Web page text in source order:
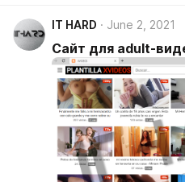
IT HARD June 2, 2021
Сайт для adult-